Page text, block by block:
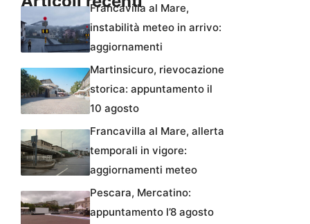
Francavilla al Mare,
instabilità meteo in arrivo:
aggiornamenti
Martinsicuro, rievocazione
storica: appuntamento il
10 agosto
Francavilla al Mare, allerta
temporali in vigore:
aggiornamenti meteo
Pescara, Mercatino:
appuntamento l’8 agosto